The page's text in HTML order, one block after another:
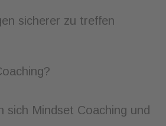
sicherer zu treffen​
sich Mindset Coaching und